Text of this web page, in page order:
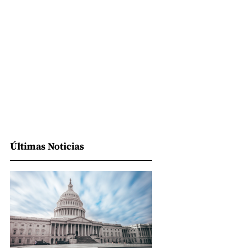
Últimas Noticias